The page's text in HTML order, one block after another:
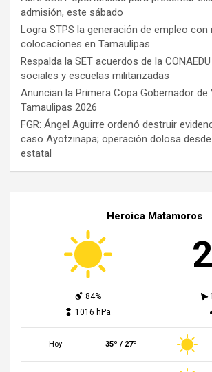
admisión, este sábado
Logra STPS la generación de empleo con
colocaciones en Tamaulipas
Respalda la SET acuerdos de la
sociales y escuelas militarizadas
Anuncian la Primera Copa Gobernador de
Tamaulipas 2026
FGR: Ángel Aguirre ordenó destruir
caso Ayotzinapa; operación dolosa
estatal
Heroica Matamoros
84%
1016 hPa
Hoy 35º / 27º